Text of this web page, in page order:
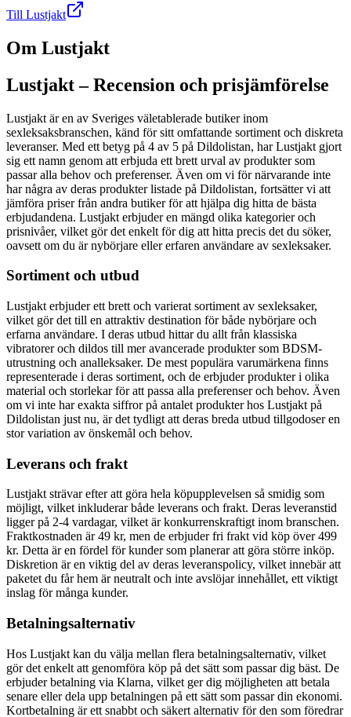
Till Lustjakt
Om Lustjakt
Lustjakt – Recension och prisjämförelse
Lustjakt är en av Sveriges väletablerade butiker inom
sexleksaksbranschen, känd för sitt omfattande sortiment och diskreta
leveranser. Med ett betyg på 4 av 5 på Dildolistan, har Lustjakt gjort
sig ett namn genom att erbjuda ett brett urval av produkter som
passar alla behov och preferenser. Även om vi för närvarande inte
har några av deras produkter listade på Dildolistan, fortsätter vi att
jämföra priser från andra butiker för att hjälpa dig hitta de bästa
erbjudandena. Lustjakt erbjuder en mängd olika kategorier och
prisnivåer, vilket gör det enkelt för dig att hitta precis det du söker,
oavsett om du är nybörjare eller erfaren användare av sexleksaker.
Sortiment och utbud
Lustjakt erbjuder ett brett och varierat sortiment av sexleksaker,
vilket gör det till en attraktiv destination för både nybörjare och
erfarna användare. I deras utbud hittar du allt från klassiska
vibratorer och dildos till mer avancerade produkter som BDSM-
utrustning och analleksaker. De mest populära varumärkena finns
representerade i deras sortiment, och de erbjuder produkter i olika
material och storlekar för att passa alla preferenser och behov. Även
om vi inte har exakta siffror på antalet produkter hos Lustjakt på
Dildolistan just nu, är det tydligt att deras breda utbud tillgodoser en
stor variation av önskemål och behov.
Leverans och frakt
Lustjakt strävar efter att göra hela köpupplevelsen så smidig som
möjligt, vilket inkluderar både leverans och frakt. Deras leveranstid
ligger på 2-4 vardagar, vilket är konkurrenskraftigt inom branschen.
Fraktkostnaden är 49 kr, men de erbjuder fri frakt vid köp över 499
kr. Detta är en fördel för kunder som planerar att göra större inköp.
Diskretion är en viktig del av deras leveranspolicy, vilket innebär att
paketet du får hem är neutralt och inte avslöjar innehållet, ett viktigt
inslag för många kunder.
Betalningsalternativ
Hos Lustjakt kan du välja mellan flera betalningsalternativ, vilket
gör det enkelt att genomföra köp på det sätt som passar dig bäst. De
erbjuder betalning via Klarna, vilket ger dig möjligheten att betala
senare eller dela upp betalningen på ett sätt som passar din ekonomi.
Kortbetalning är ett snabbt och säkert alternativ för den som föredrar